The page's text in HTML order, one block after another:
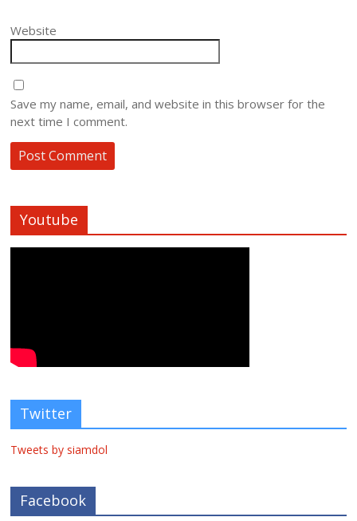
Website
Save my name, email, and website in this browser for the
next time I comment.
Youtube
Twitter
Tweets by siamdol
Facebook